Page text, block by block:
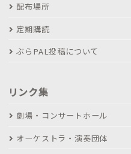
配布場所
定期購読
ぶらPAL投稿について
リンク集
劇場・コンサートホール
オーケストラ・演奏団体